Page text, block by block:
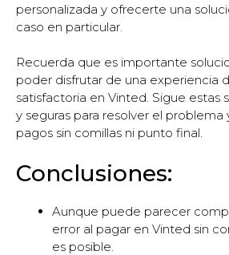
personalizada y ofrecerte una
caso en particular.
Recuerda que es importante
poder disfrutar de una experiencia
satisfactoria en Vinted. Sigue estas
y seguras para resolver el problema
pagos sin comillas ni punto final.
Conclusiones:
Aunque puede parecer
error al pagar en Vinted sin
es posible.